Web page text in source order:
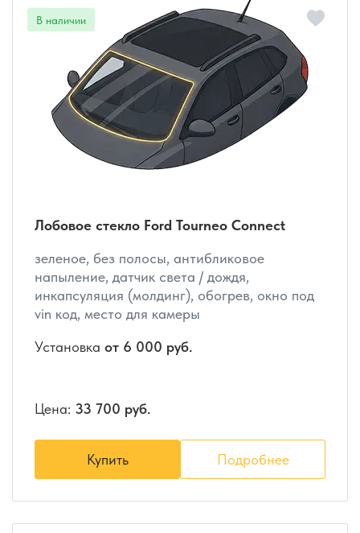
Лобовое стекло Ford Tourneo Connect
зеленое, без полосы, антибликовое
напыление, датчик света / дождя,
инкапсуляция (молдинг), обогрев, окно под
vin код, место для камеры
Установка от 6 000 руб.
Цена: 33 700 руб.
Купить Подробнее